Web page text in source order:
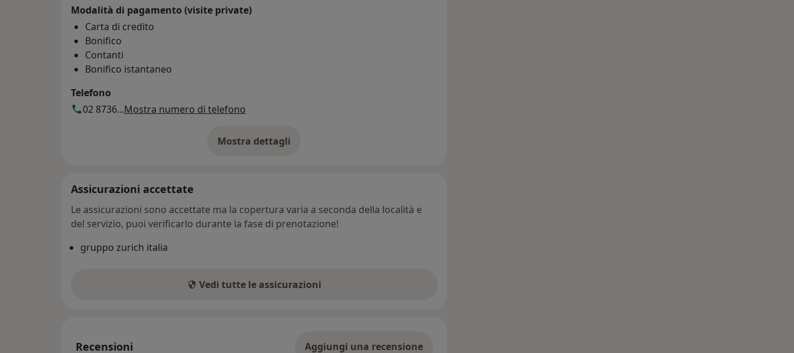
Modalità di pagamento (visite private)
Carta di credito
Bonifico
Contanti
Bonifico istantaneo
Telefono
02 8736...Mostra numero di telefono
Mostra dettagli
sull'indirizzo
Assicurazioni accettate
Le assicurazioni sono accettate ma la copertura varia a seconda della località e
del servizio, puoi verificarlo durante la fase di prenotazione!
gruppo zurich italia
Vedi tutte le assicurazioni
Recensioni Aggiungi una recensione